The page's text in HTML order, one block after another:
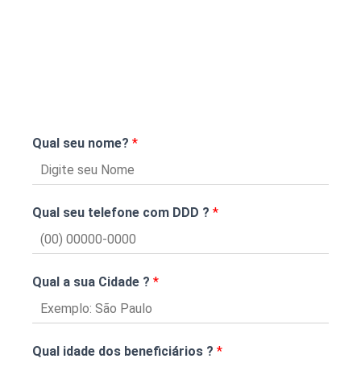
Qual seu nome? *
Qual seu telefone com DDD ? *
Qual a sua Cidade ? *
Qual idade dos beneficiários ? *